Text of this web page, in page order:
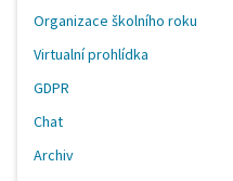
Organizace školního roku
Virtualní prohlídka
GDPR
Chat
Archiv